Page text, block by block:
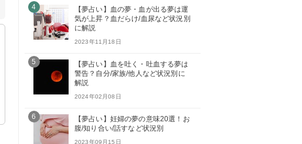
4
【夢占い】血の夢・血が出る夢は運
気が上昇？血だらけ/血尿など状況別
に解説
2023年11月18日
5
【夢占い】血を吐く・吐血する夢は
警告？自分/家族/他人など状況別に
解説
2024年02月08日
6
【夢占い】妊婦の夢の意味20選！お
腹/知り合い/話すなど状況別
2023年09月15日